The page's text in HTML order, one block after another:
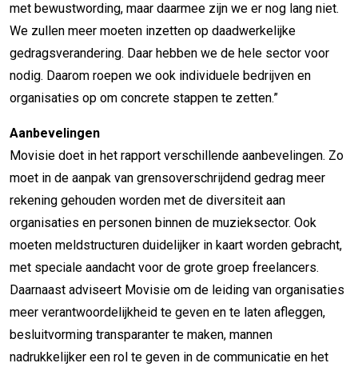
met bewustwording, maar daarmee zijn we er nog lang niet.
We zullen meer moeten inzetten op daadwerkelijke
gedragsverandering. Daar hebben we de hele sector voor
nodig. Daarom roepen we ook individuele bedrijven en
organisaties op om concrete stappen te zetten.”
Aanbevelingen
Movisie doet in het rapport verschillende aanbevelingen. Zo
moet in de aanpak van grensoverschrijdend gedrag meer
rekening gehouden worden met de diversiteit aan
organisaties en personen binnen de muzieksector. Ook
moeten meldstructuren duidelijker in kaart worden gebracht,
met speciale aandacht voor de grote groep freelancers.
Daarnaast adviseert Movisie om de leiding van organisaties
meer verantwoordelijkheid te geven en te laten afleggen,
besluitvorming transparanter te maken, mannen
nadrukkelijker een rol te geven in de communicatie en het